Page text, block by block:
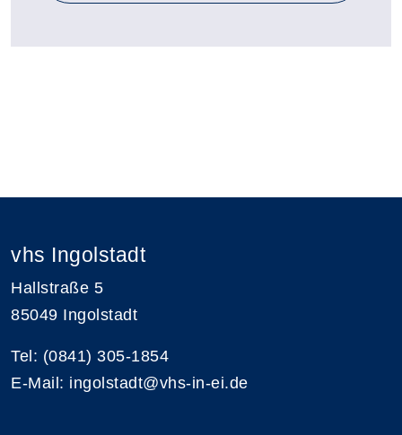
vhs Ingolstadt
Hallstraße 5
85049 Ingolstadt
Tel: (0841) 305-1854
E-Mail: ingolstadt@vhs-in-ei.de